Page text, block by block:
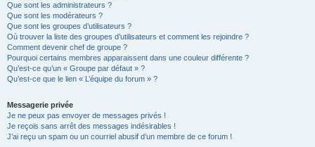
Que sont les administrateurs ?
Que sont les modérateurs ?
Que sont les groupes d’utilisateurs ?
Où trouver la liste des groupes d’utilisateurs et comment les rejoindre ?
Comment devenir chef de groupe ?
Pourquoi certains membres apparaissent dans une couleur différente ?
Qu’est-ce qu’un « Groupe par défaut » ?
Qu’est-ce que le lien « L’équipe du forum » ?
Messagerie privée
Je ne peux pas envoyer de messages privés !
Je reçois sans arrêt des messages indésirables !
J’ai reçu un spam ou un courriel abusif d’un membre de ce forum !